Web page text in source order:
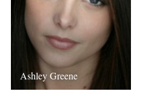
Ashley Greene